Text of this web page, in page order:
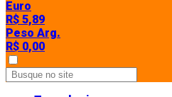
Euro
R$ 5,89
Peso Arg.
R$ 0,00